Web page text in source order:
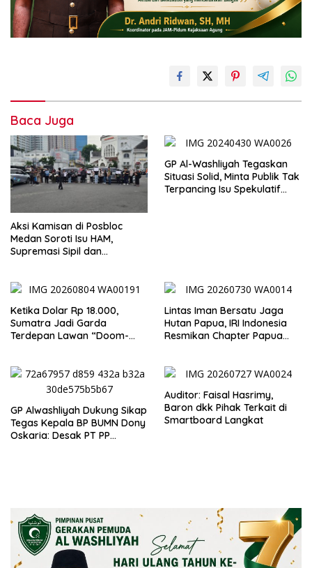
Baca Juga
Aksi Kamisan di Posbloc
Medan Soroti Isu HAM,
Supremasi Sipil dan
GP Al-Washliyah Tegaskan
Situasi Solid, Minta Publik Tak
Terpancing Isu Spekulatif
Ketika Dolar Rp 18.000,
Sumatra Jadi Garda
Terdepan Lawan “Doom-
Lintas Iman Bersatu Jaga
Hutan Papua, IRI Indonesia
Resmikan Chapter Papua
GP Alwashliyah Dukung Sikap
Tegas Kepala BP BUMN Dony
Oskaria: Desak PT PP
Auditor: Faisal Hasrimy,
Baron dkk Pihak Terkait di
Smartboard Langkat